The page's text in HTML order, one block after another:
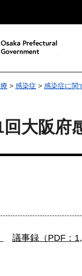
> 感染症 > 感染症に関
大阪府
議事録（PDF：